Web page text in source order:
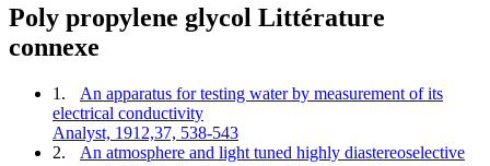
Poly propylene glycol Littérature
connexe
1.
An apparatus for testing water by measurement of its
electrical conductivity
Analyst, 1912,37, 538-543
2.
An atmosphere and light tuned highly diastereoselective